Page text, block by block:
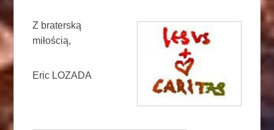
Z braterską
miłością,
Eric LOZADA